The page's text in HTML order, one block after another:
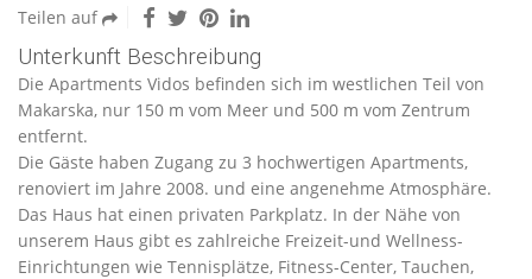
Teilen auf
Unterkunft Beschreibung
Die Apartments Vidos befinden sich im westlichen Teil von
Makarska, nur 150 m vom Meer und 500 m vom Zentrum
entfernt.
Die Gäste haben Zugang zu 3 hochwertigen Apartments,
renoviert im Jahre 2008. und eine angenehme Atmosphäre.
Das Haus hat einen privaten Parkplatz. In der Nähe von
unserem Haus gibt es zahlreiche Freizeit-und Wellness-
Einrichtungen wie Tennisplätze, Fitness-Center, Tauchen,